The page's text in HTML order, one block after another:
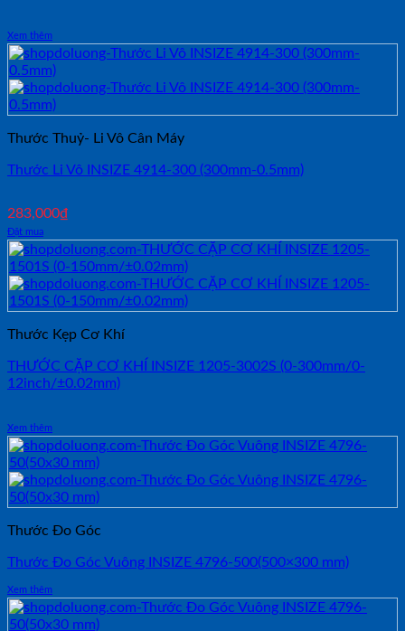
Xem thêm
Thước Thuỷ- Li Vô Cân Máy
Thước Li Vô INSIZE 4914-300 (300mm-0.5mm)
283,000₫
Đặt mua
Thước Kẹp Cơ Khí
THƯỚC CẶP CƠ KHÍ INSIZE 1205-3002S (0-300mm/0-
12inch/±0.02mm)
Xem thêm
Thước Đo Góc
Thước Đo Góc Vuông INSIZE 4796-500(500×300 mm)
Xem thêm